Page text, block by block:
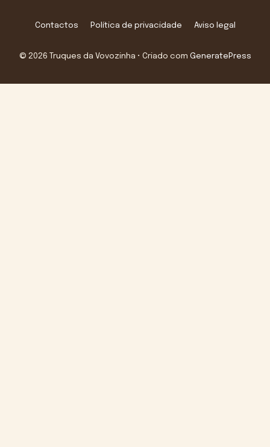
Contactos Política de privacidade Aviso legal
© 2026 Truques da Vovozinha • Criado com GeneratePress